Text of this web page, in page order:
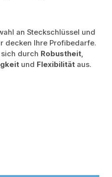
an Steckschlüssel und
decken Ihre Profibedarfe.
durch Robustheit,
und Flexibilität aus.